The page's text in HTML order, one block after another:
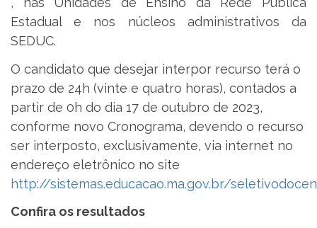
Estadual e nos núcleos administrativos da
SEDUC.
O candidato que desejar interpor recurso terá o
prazo de 24h (vinte e quatro horas), contados a
partir de 0h do dia 17 de outubro de 2023,
conforme novo Cronograma, devendo o recurso
ser interposto, exclusivamente, via internet no
endereço eletrônico no site
http://sistemas.educacao.ma.gov.br/
Confira os resultados